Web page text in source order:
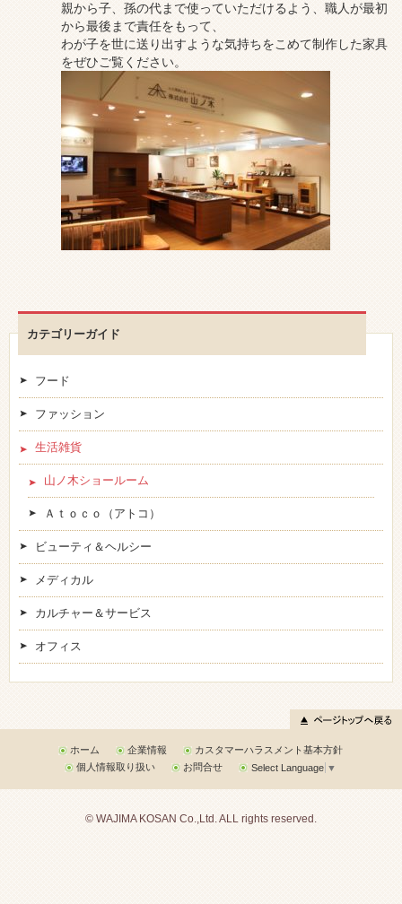
親から子、孫の代まで使っていただけるよう、職人が最初
から最後まで責任をもって、
わが子を世に送り出すような気持ちをこめて制作した家具
をぜひご覧ください。
カテゴリーガイド
フード
ファッション
生活雑貨
山ノ木ショールーム
Ａｔｏｃｏ（アトコ）
ビューティ＆ヘルシー
メディカル
カルチャー＆サービス
オフィス
ホーム 企業情報
カスタマーハラスメント基本方針
個人情報取り扱い
お問合せ Select Language ▼
© WAJIMA KOSAN Co.,Ltd. ALL rights reserved.